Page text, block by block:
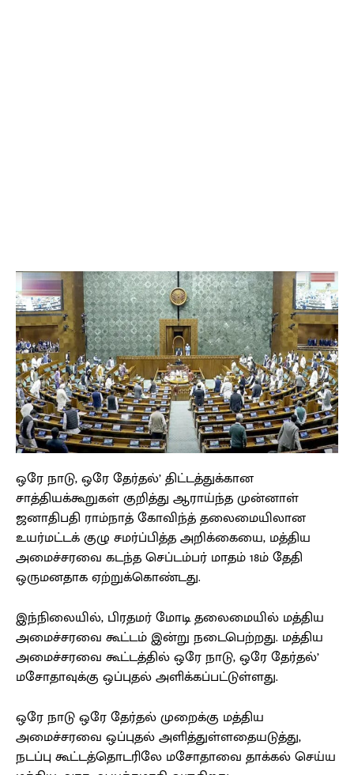
ஒரே நாடு, ஒரே தேர்தல்’ திட்டத்துக்கான
சாத்தியக்கூறுகள் குறித்து ஆராய்ந்த முன்னாள்
ஜனாதிபதி ராம்நாத் கோவிந்த் தலைமையிலான
உயர்மட்டக் குழு சமர்ப்பித்த அறிக்கையை, மத்திய
அமைச்சரவை கடந்த செப்டம்பர் மாதம் 18ம் தேதி
ஒருமனதாக ஏற்றுக்கொண்டது.
இந்நிலையில், பிரதமர் மோடி தலைமையில் மத்திய
அமைச்சரவை கூட்டம் இன்று நடைபெற்றது. மத்திய
அமைச்சரவை கூட்டத்தில் ஒரே நாடு, ஒரே தேர்தல்’
மசோதாவுக்கு ஒப்புதல் அளிக்கப்பட்டுள்ளது.
ஒரே நாடு ஒரே தேர்தல் முறைக்கு மத்திய
அமைச்சரவை ஒப்புதல் அளித்துள்ளதையடுத்து,
நடப்பு கூட்டத்தொடரிலே மசோதாவை தாக்கல் செய்ய